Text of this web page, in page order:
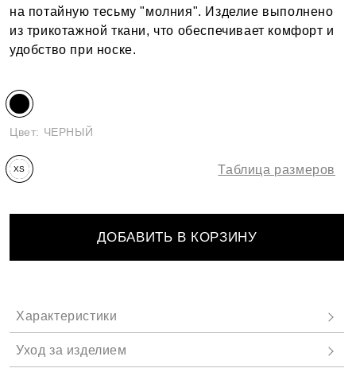
на потайную тесьму "молния". Изделие выполнено
из трикотажной ткани, что обеспечивает комфорт и
удобство при носке.
Цвет: ЧЕРНЫЙ
XS Таблица размеров
ДОБАВИТЬ В КОРЗИНУ